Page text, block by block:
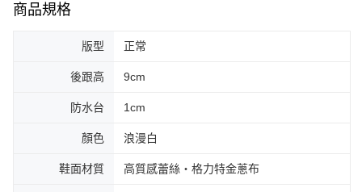
商品規格
版型 正常
後跟高 9cm
防水台 1cm
顏色 浪漫白
鞋面材質 高質感蕾絲‧格力特金蔥布